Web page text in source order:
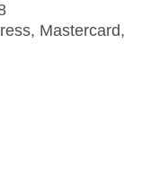
Mastercard,